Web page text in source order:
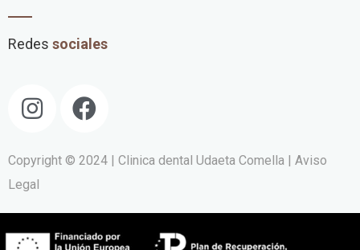
Redes sociales
Copyright © 2024 | Clinica dental Udaeta Comella | Aviso
Legal